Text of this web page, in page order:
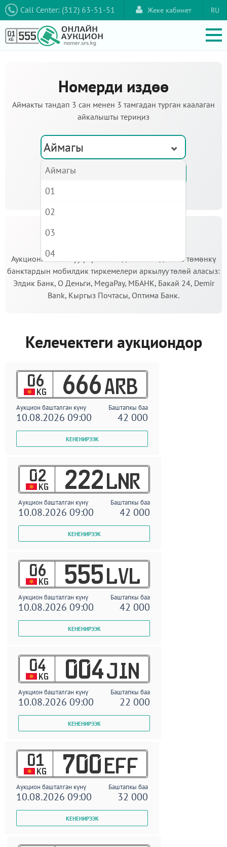
Call Center: (312) 63-51-51 RU
Жеке кабинет
Номерди издөө
Аймакты тандап 3 сан менен 3 тамгадан турган каалаган
айкалышты териңиз
Аймагы
Аукционго катышуу үчүн кепилдик салымды Сиз төмөнкү
банктардын мобилдик тиркемелери аркылуу төлөй аласыз:
Элдик Банк, О Деньги, MegaPay, МБАНК, Бакай 24, Demir
Bank, Кыргыз Почтасы, Оптима Банк.
Келечектеги аукциондор
06
KG 666 ARB
Аукцион башталган күнү Баштапкы баа
10.08.2026 09:00 42 000
02
KG 222 LNR
Аукцион башталган күнү Баштапкы баа
10.08.2026 09:00 42 000
06
KG 555 LVL
Аукцион башталган күнү Баштапкы баа
10.08.2026 09:00 42 000
04
KG 004 JIN
Аукцион башталган күнү Баштапкы баа
10.08.2026 09:00 22 000
01
KG 700 EFF
Аукцион башталган күнү Баштапкы баа
10.08.2026 09:00 32 000
Аймагы
01
02
03
04
05
06